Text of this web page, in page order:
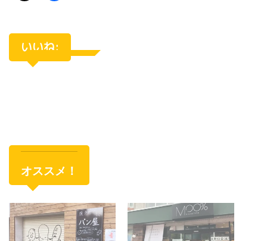
いいね:
オススメ！